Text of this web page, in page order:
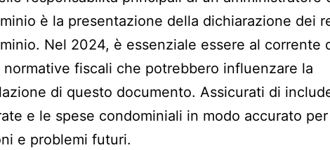
è la presentazione della dichiarazione dei
Nel 2024, è essenziale essere al corrente
normative fiscali che potrebbero influenzare la
di questo documento. Assicurati di
e le spese condominiali in modo accurato
e problemi futuri.